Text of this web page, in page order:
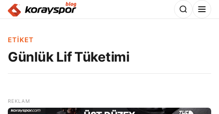
ETIKET
Günlük Lif Tüketimi